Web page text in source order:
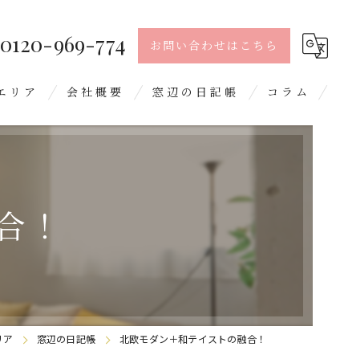
0120-969-774 お問い合わせはこちら
リア 会社概要 窓辺の日記帳 コラム
！
ア 窓辺の日記帳 北欧モダン＋和テイストの融合！